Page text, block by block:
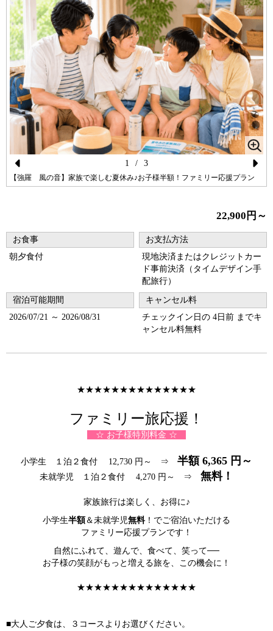
Pr
us
【強羅 風の音】家族で楽しむ夏休み♪お子様半額！ファミリー応援プラン
N
t
1 / 3
22,900円～
お食事
朝夕食付
お支払方法
現地決済またはクレジットカー
ド事前決済（タイムデザイン手
配旅行）
宿泊可能期間
2026/07/21 ～ 2026/08/31
キャンセル料
チェックイン日の 4日前 までキ
ャンセル料無料
★★★★★★★★★★★★★★
ファミリー旅応援！
☆ お子様特別料金 ☆
小学生 １泊２食付 12,730 円～ ⇒ 半額 6,365 円～
未就学児 １泊２食付 4,270 円～ ⇒ 無料！
家族旅行は楽しく、お得に♪
小学生半額 ＆未就学児無料！でご宿泊いただける
ファミリー応援プランです！
自然にふれて、遊んで、食べて、笑って──
お子様の笑顔がもっと増える旅を、この機会に！
★★★★★★★★★★★★★★
■大人ご夕食は、３コースよりお選びください。